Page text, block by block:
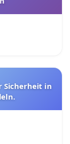
Sicherheit in